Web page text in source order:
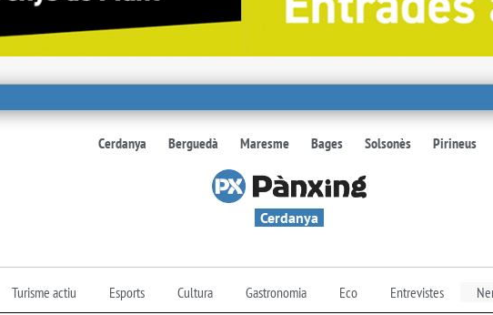
Cerdanya Berguedà Maresme Bages Solsonès Pirineus
Cerdanya
Turisme actiu Esports Cultura Gastronomia Eco Entrevistes